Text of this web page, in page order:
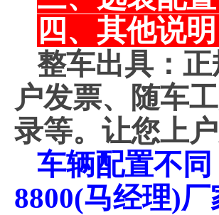
四、其他说明
整车出具：
户发票、随车
录等。让您上
车辆配置不
8800(马经理)